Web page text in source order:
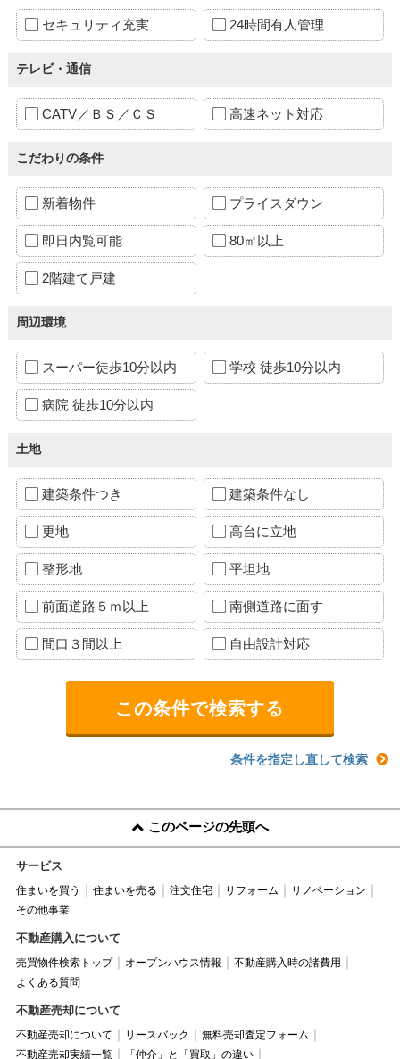
セキュリティ充実 24時間有人管理
テレビ・通信
CATV／ＢＳ／ＣＳ 高速ネット対応
こだわりの条件
新着物件 プライスダウン
即日内覧可能 80㎡以上
2階建て戸建
周辺環境
スーパー徒歩10分以内 学校 徒歩10分以内
病院 徒歩10分以内
土地
建築条件つき 建築条件なし
更地 高台に立地
整形地 平坦地
前面道路５ｍ以上 南側道路に面す
間口３間以上 自由設計対応
条件を指定し直して検索
このページの先頭へ
サービス
住まいを買う 住まいを売る 注文住宅 リフォーム
リノベーション
その他事業
不動産購入について
売買物件検索トップ オープンハウス情報
不動産購入時の諸費用
よくある質問
不動産売却について
不動産売却について リースバック
無料売却査定フォーム
不動産売却実績一覧
「仲介」と「買取」の違い